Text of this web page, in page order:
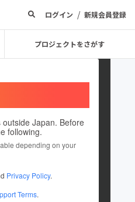
ログイン / 新規会員登録
プロジェクトをさがす
Japan. Before
following.
depending on your
Privacy Policy.
Terms.
投稿しています